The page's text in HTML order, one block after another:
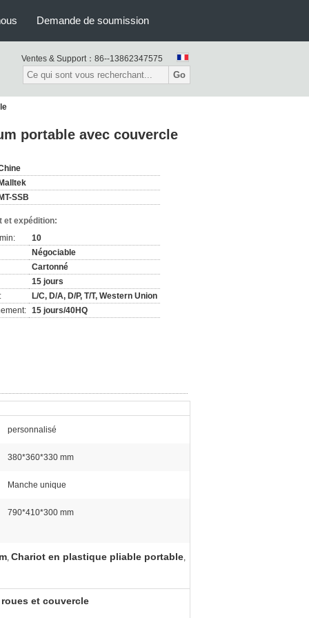
Demande de soumission
Ventes & Support： 86--13862347575
Go
portable avec couvercle
Malltek
MT-SSB
et expédition:
10
Négociable
Cartonné
15 jours
L/C, D/A, D/P, T/T, Western Union
15 jours/40HQ
personnalisé
380*360*330 mm
Manche unique
790*410*300 mm
, Chariot en plastique pliable portable,
et couvercle